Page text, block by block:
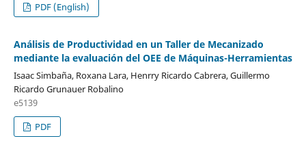
PDF (English)
Análisis de Productividad en un Taller de Mecanizado
mediante la evaluación del OEE de Máquinas-Herramientas
Isaac Simbaña, Roxana Lara, Henrry Ricardo Cabrera, Guillermo
Ricardo Grunauer Robalino
e5139
PDF